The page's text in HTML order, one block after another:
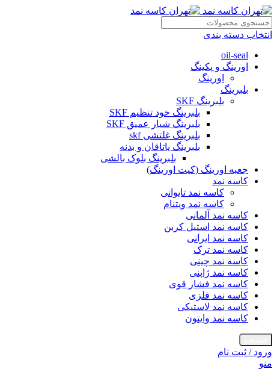
انتخاب دسته بندی
oil-seal
اورینگ و پکینگ
اورینگ
بلبرینگ
بلبرینگ SKF
بلبرینگ خود تنظیم SKF
بلبرینگ شیار عمیق SKF
بلبرینگ غلتشی skf
بلبرینگ یاتاقان و بدنه
بلبرینگ بلوک بالشی
جعبه اورینگ (کیت اورینگ)
کاسه نمد
کاسه نمد تایوانی
کاسه نمد ویتنام
کاسه نمد آلمانی
کاسه نمد استیل کربن
کاسه نمد ایرانی
کاسه نمد ترک
کاسه نمد چینی
کاسه نمد ژاپنی
کاسه نمد فشار قوی
کاسه نمد فلزی
کاسه نمد لاستیکی
کاسه نمد وایتون
ورود / ثبت نام
منو